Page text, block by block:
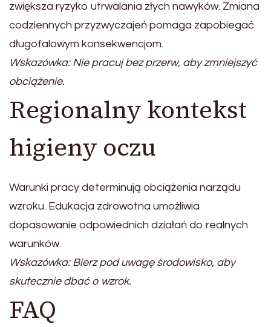
zwiększa ryzyko utrwalania złych nawyków. Zmiana
codziennych przyzwyczajeń pomaga zapobiegać
długofalowym konsekwencjom.
Wskazówka: Nie pracuj bez przerw, aby zmniejszyć
obciążenie.
Regionalny kontekst
higieny oczu
Warunki pracy determinują obciążenia narządu
wzroku. Edukacja zdrowotna umożliwia
dopasowanie odpowiednich działań do realnych
warunków.
Wskazówka: Bierz pod uwagę środowisko, aby
skutecznie dbać o wzrok.
FAQ